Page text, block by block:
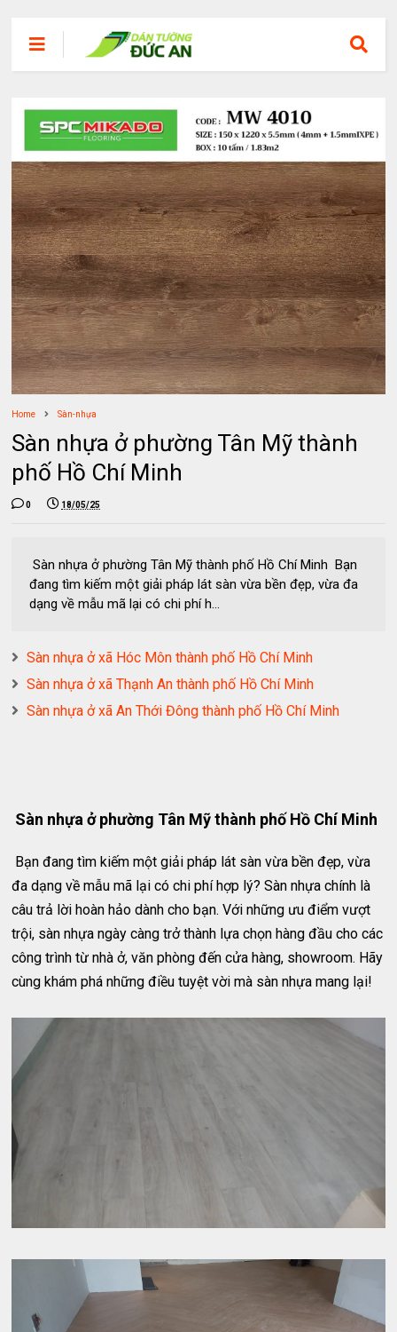
Home Sàn-nhựa
Sàn nhựa ở phường Tân Mỹ thành
phố Hồ Chí Minh
0 18/05/25
Sàn nhựa ở phường Tân Mỹ thành phố Hồ Chí Minh Bạn
đang tìm kiếm một giải pháp lát sàn vừa bền đẹp, vừa đa
dạng về mẫu mã lại có chi phí h...
Sàn nhựa ở xã Hóc Môn thành phố Hồ Chí Minh
Sàn nhựa ở xã Thạnh An thành phố Hồ Chí Minh
Sàn nhựa ở xã An Thới Đông thành phố Hồ Chí Minh
Sàn nhựa ở phường Tân Mỹ thành phố Hồ Chí Minh
Bạn đang tìm kiếm một giải pháp lát sàn vừa bền đẹp, vừa
đa dạng về mẫu mã lại có chi phí hợp lý? Sàn nhựa chính là
câu trả lời hoàn hảo dành cho bạn. Với những ưu điểm vượt
trội, sàn nhựa ngày càng trở thành lựa chọn hàng đầu cho các
công trình từ nhà ở, văn phòng đến cửa hàng, showroom. Hãy
cùng khám phá những điều tuyệt vời mà sàn nhựa mang lại!